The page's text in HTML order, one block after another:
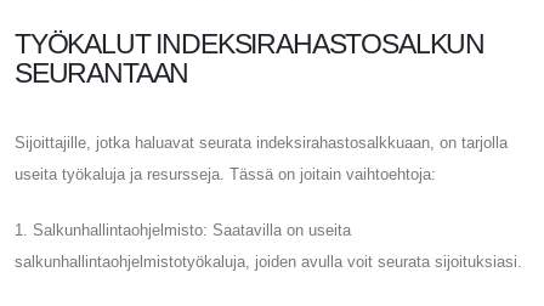
TYÖKALUT INDEKSIRAHASTOSALKUN
SEURANTAAN
Sijoittajille, jotka haluavat seurata indeksirahastosalkkuaan, on tarjolla
useita työkaluja ja resursseja. Tässä on joitain vaihtoehtoja:
1. Salkunhallintaohjelmisto: Saatavilla on useita
salkunhallintaohjelmistotyökaluja, joiden avulla voit seurata sijoituksiasi.